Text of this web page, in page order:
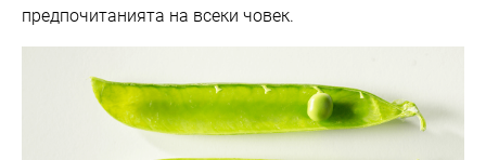
предпочитанията на всеки човек.